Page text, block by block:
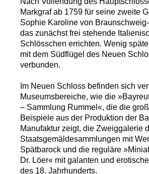
Markgraf ab 1759 für seine zweite
Sophie Karoline von
das zunächst frei stehende
Schlösschen errichten. Wenig
mit dem Südflügel des Neuen
verbunden.
Im Neuen Schloss befinden sich
Museumsbereiche, wie die
– Sammlung Rummel«, die die
Beispiele aus der Produktion der
Manufaktur zeigt, die Zweiggalerie
Staatsgemäldesammlungen mit
Spätbarock und die reguläre
Dr. Löer« mit galanten und
des 18. Jahrhunderts.